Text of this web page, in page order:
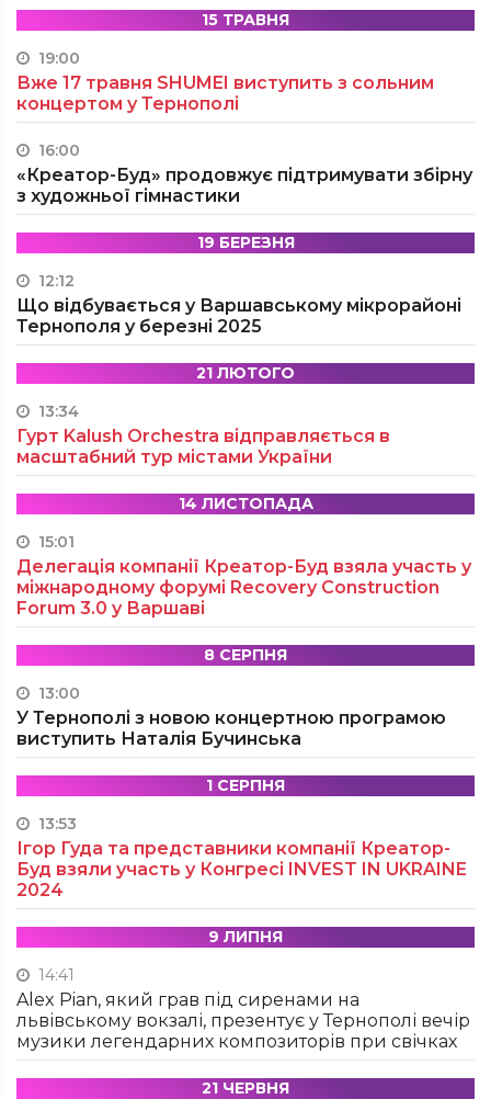
15 ТРАВНЯ
19:00
Вже 17 травня SHUMEI виступить з сольним
концертом у Тернополі
16:00
«Креатор-Буд» продовжує підтримувати збірну
з художньої гімнастики
19 БЕРЕЗНЯ
12:12
Що відбувається у Варшавському мікрорайоні
Тернополя у березні 2025
21 ЛЮТОГО
13:34
Гурт Kalush Orchestra відправляється в
масштабний тур містами України
14 ЛИСТОПАДА
15:01
Делегація компанії Креатор-Буд взяла участь у
міжнародному форумі Recovery Construction
Forum 3.0 у Варшаві
8 СЕРПНЯ
13:00
У Тернополі з новою концертною програмою
виступить Наталія Бучинська
1 СЕРПНЯ
13:53
Ігор Гуда та представники компанії Креатор-
Буд взяли участь у Конгресі INVEST IN UKRAINE
2024
9 ЛИПНЯ
14:41
Alex Pian, який грав під сиренами на
львівському вокзалі, презентує у Тернополі вечір
музики легендарних композиторів при свічках
21 ЧЕРВНЯ